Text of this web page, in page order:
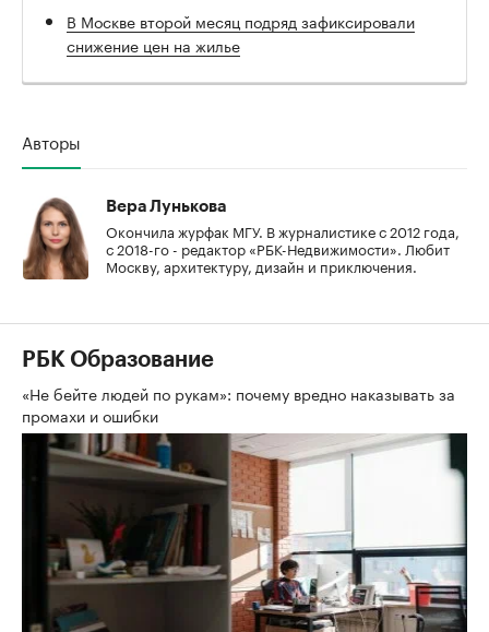
В Москве второй месяц подряд зафиксировали
снижение цен на жилье
Авторы
Вера Лунькова
Окончила журфак МГУ. В журналистике с 2012 года,
с 2018-го - редактор «РБК-Недвижимости». Любит
Москву, архитектуру, дизайн и приключения.
РБК Образование
«Не бейте людей по рукам»: почему вредно наказывать за
промахи и ошибки